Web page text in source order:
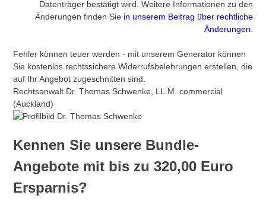
Datenträger bestätigt wird. Weitere Informationen zu den
Änderungen finden Sie in unserem Beitrag über rechtliche
Änderungen
Fehler können teuer werden - mit unserem Generator können
Sie kostenlos rechtssichere Widerrufsbelehrungen erstellen, die
auf Ihr Angebot zugeschnitten sind.
Rechtsanwalt Dr. Thomas Schwenke, LL.M. commercial
(Auckland)
Kennen Sie unsere Bundle-
Angebote mit bis zu 320,00 Euro
Ersparnis?